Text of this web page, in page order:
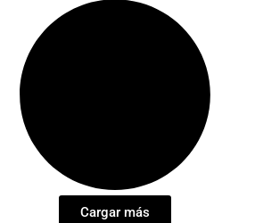
Cargar más